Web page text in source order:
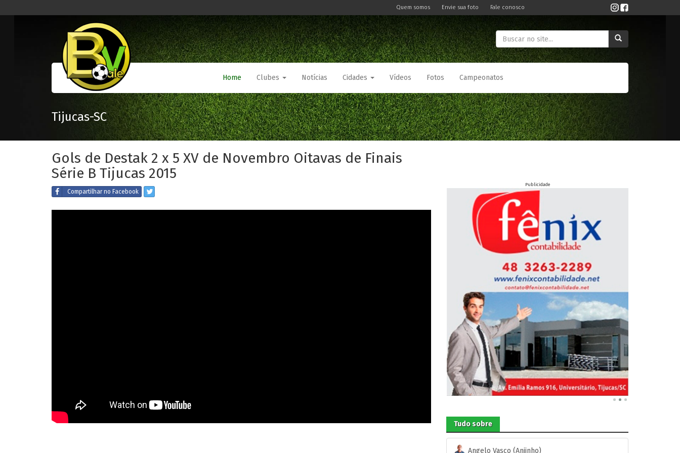
Quem somos Envie sua foto Fale conosco
Home Clubes Notícias Cidades Vídeos Fotos Campeonatos
Tijucas-SC
Gols de Destak 2 x 5 XV de Novembro Oitavas de Finais
Série B Tijucas 2015
Compartilharno Facebook
Publicidade
Tudo sobre
Angelo Vasco (Anjinho)